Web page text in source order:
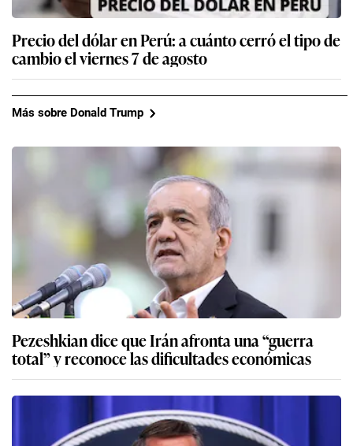
Precio del dólar en Perú: a cuánto cerró el tipo de
cambio el viernes 7 de agosto
Más sobre Donald Trump
Pezeshkian dice que Irán afronta una “guerra
total” y reconoce las dificultades económicas